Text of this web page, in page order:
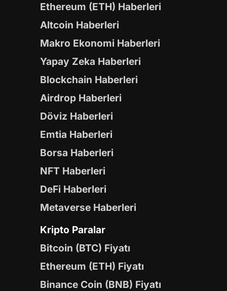
Ethereum (ETH) Haberleri
Altcoin Haberleri
Makro Ekonomi Haberleri
Yapay Zeka Haberleri
Blockchain Haberleri
Airdrop Haberleri
Döviz Haberleri
Emtia Haberleri
Borsa Haberleri
NFT Haberleri
DeFi Haberleri
Metaverse Haberleri
Kripto Paralar
Bitcoin (BTC) Fiyatı
Ethereum (ETH) Fiyatı
Binance Coin (BNB) Fiyatı